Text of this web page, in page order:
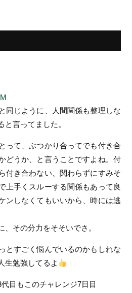
同じように、人間関係も整理しな
と言ってました。
って、ぶつかり合ってでも付き合
どうか、と言うことですよね。付
付き合わない、関わらずにすみそ
上手くスルーする関係もあって良
ンしなくてもいいから、時には逃
、その分力をそそいでさ。
とすごく悩んでいるのかもしれな
生勉強してるよ
目もこのチャレンジ7日目